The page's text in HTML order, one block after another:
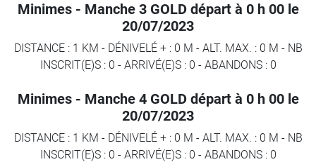
Minimes - Manche 3 GOLD départ à 0 h 00 le
20/07/2023
DISTANCE : 1 KM - DÉNIVELÉ + : 0 M - ALT. MAX. : 0 M - NB
INSCRIT(E)S : 0 - ARRIVÉ(E)S : 0 - ABANDONS : 0
Minimes - Manche 4 GOLD départ à 0 h 00 le
20/07/2023
DISTANCE : 1 KM - DÉNIVELÉ + : 0 M - ALT. MAX. : 0 M - NB
INSCRIT(E)S : 0 - ARRIVÉ(E)S : 0 - ABANDONS : 0